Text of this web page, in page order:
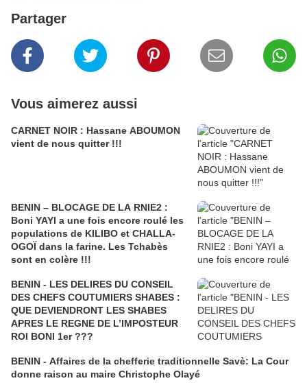
Partager
Vous aimerez aussi
CARNET NOIR : Hassane ABOUMON
vient de nous quitter !!!
BENIN – BLOCAGE DE LA RNIE2 :
Boni YAYI a une fois encore roulé les
populations de KILIBO et CHALLA-
OGOÏ dans la farine. Les Tchabès
sont en colère !!!
BENIN - LES DELIRES DU CONSEIL
DES CHEFS COUTUMIERS SHABES :
QUE DEVIENDRONT LES SHABES
APRES LE REGNE DE L’IMPOSTEUR
ROI BONI 1er ???
BENIN - Affaires de la chefferie traditionnelle Savè: La Cour
donne raison au maire Christophe Olayé